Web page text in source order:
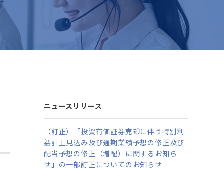
ニュースリリース
（訂正）「投資有価証券売却に伴う特別利
益計上見込み及び通期業績予想の修正及び
配当予想の修正（増配）に関するお知ら
せ」の一部訂正についてのお知らせ